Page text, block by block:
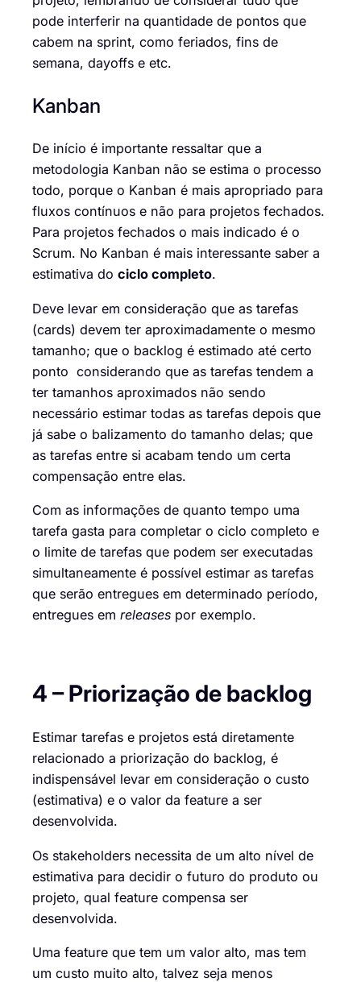
pode interferir na quantidade de pontos que
cabem na sprint, como feriados, fins de
semana, dayoffs e etc.
Kanban
De início é importante ressaltar que a
metodologia Kanban não se estima o processo
todo, porque o Kanban é mais apropriado para
fluxos contínuos e não para projetos fechados.
Para projetos fechados o mais indicado é o
Scrum. No Kanban é mais interessante saber a
estimativa do ciclo completo.
Deve levar em consideração que as tarefas
(cards) devem ter aproximadamente o mesmo
tamanho; que o backlog é estimado até certo
ponto considerando que as tarefas tendem a
ter tamanhos aproximados não sendo
necessário estimar todas as tarefas depois que
já sabe o balizamento do tamanho delas; que
as tarefas entre si acabam tendo um certa
compensação entre elas.
Com as informações de quanto tempo uma
tarefa gasta para completar o ciclo completo e
o limite de tarefas que podem ser executadas
simultaneamente é possível estimar as tarefas
que serão entregues em determinado período,
entregues em releases por exemplo.
4 – Priorização de backlog
Estimar tarefas e projetos está diretamente
relacionado a priorização do backlog, é
indispensável levar em consideração o custo
(estimativa) e o valor da feature a ser
desenvolvida.
Os stakeholders necessita de um alto nível de
estimativa para decidir o futuro do produto ou
projeto, qual feature compensa ser
desenvolvida.
Uma feature que tem um valor alto, mas tem
um custo muito alto, talvez seja menos